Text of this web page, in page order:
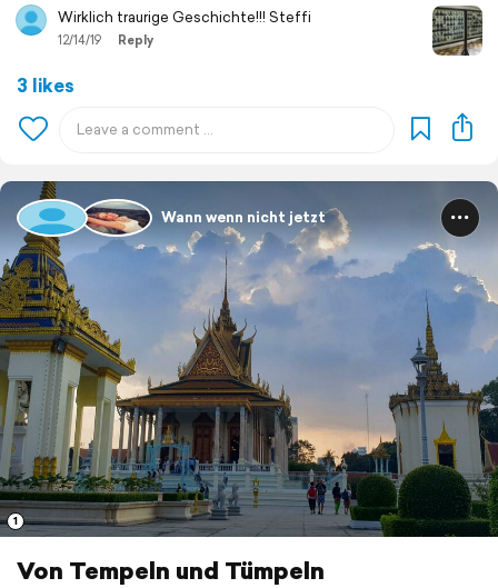
Wirklich traurige Geschichte!!! Steffi
12/14/19 Reply
3 likes
Wann wenn nicht jetzt
1
Von Tempeln und Tümpeln